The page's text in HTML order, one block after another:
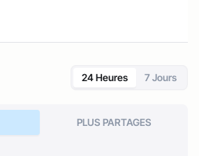
acerbe habite en Belgique et
boutique qui produit, gère et
24 Heures 7 Jours
PLUS PARTAGES